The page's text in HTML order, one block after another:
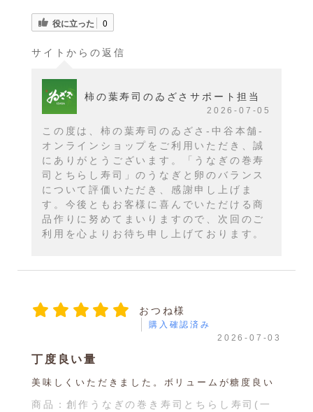
役に立った 0
サイトからの返信
柿の葉寿司のゐざさサポート担当
2026-07-05
この度は、柿の葉寿司のゐざさ-中谷本舗-
オンラインショップをご利用いただき、誠
にありがとうございます。「うなぎの巻寿
司とちらし寿司」のうなぎと卵のバランス
について評価いただき、感謝申し上げま
す。今後ともお客様に喜んでいただける商
品作りに努めてまいりますので、次回のご
利用を心よりお待ち申し上げております。
おつね様
購入確認済み
2026-07-03
丁度良い量
美味しくいただきました。ボリュームが糖度良い
商品：創作うなぎの巻き寿司とちらし寿司(一